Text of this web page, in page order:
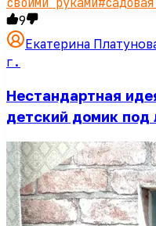
9
Екатерина
г.
Нестандартная
детский домик под